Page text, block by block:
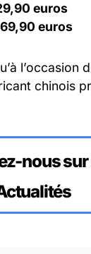
euros
euros
l’occasion
chinois
nous sur